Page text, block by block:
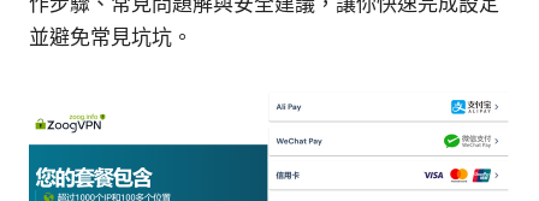
並避免常見坑坑。